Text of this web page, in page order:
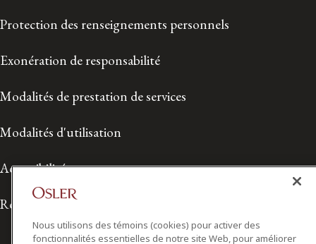
Protection des renseignements personnels
Exonération de responsabilité
Modalités de prestation de services
Modalités d'utilisation
Accessibilité
Relations avec les médias
Nous utilisons des témoins (cookies) pour activer des
fonctionnalités essentielles de notre site Web, pour améliorer